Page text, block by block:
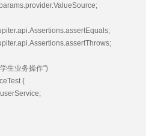
生业务操作")
{